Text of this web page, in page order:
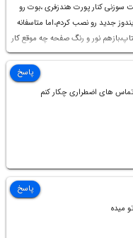
کنار پورت هندزفری ،بوت رو
جدید رو نصب کردم،اما متاسفانه
نور و رنگ صفحه چه موقع کار
نیست(نور زیاده و بی کیفیت)،با
کردن و غیره هم نور و رنگ درست
است راهنمایی فرمایید باتشکر
های اضطراری چکار کنم
پاسخ
میده
پاسخ